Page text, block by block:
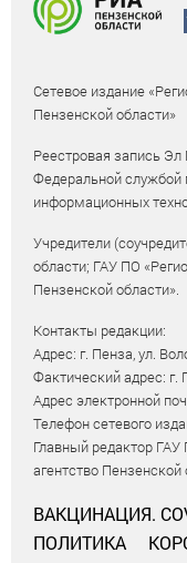
Сетевое издание
Пензенской области»
Реестровая запись
Федеральной службой
информационных
Учредители
области; ГАУ ПО
Пензенской области».
Контакты редакции:
Адрес: г. Пенза, ул.
Фактический адрес: г.
Адрес электронной
Телефон сетевого
Главный редактор
агентство Пензенской
ВАКЦИНАЦИЯ.
ПОЛИТИКА